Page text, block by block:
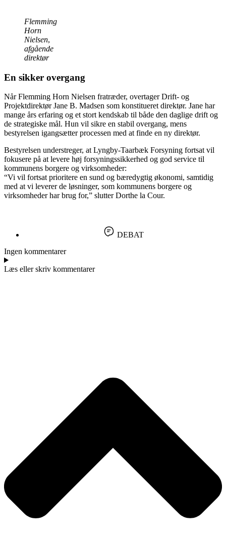
Flemming
Horn
Nielsen,
afgående
direktør
En sikker overgang
Når Flemming Horn Nielsen fratræder, overtager Drift- og
Projektdirektør Jane B. Madsen som konstitueret direktør. Jane har
mange års erfaring og et stort kendskab til både den daglige drift og
de strategiske mål. Hun vil sikre en stabil overgang, mens
bestyrelsen igangsætter processen med at finde en ny direktør.
Bestyrelsen understreger, at Lyngby-Taarbæk Forsyning fortsat vil
fokusere på at levere høj forsyningssikkerhed og god service til
kommunens borgere og virksomheder:
“Vi vil fortsat prioritere en sund og bæredygtig økonomi, samtidig
med at vi leverer de løsninger, som kommunens borgere og
virksomheder har brug for,” slutter Dorthe la Cour.
DEBAT
Ingen kommentarer
Læs eller skriv kommentarer